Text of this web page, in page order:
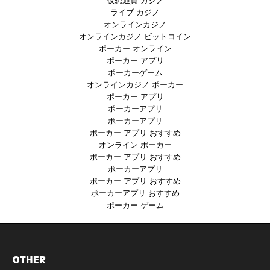
ライブ カジノ
オンラインカジノ
オンラインカジノ ビットコイン
ポーカー オンライン
ポーカー アプリ
ポーカーゲーム
オンラインカジノ ポーカー
ポーカー アプリ
ポーカーアプリ
ポーカーアプリ
ポーカー アプリ おすすめ
オンライン ポーカー
ポーカー アプリ おすすめ
ポーカーアプリ
ポーカー アプリ おすすめ
ポーカーアプリ おすすめ
ポーカー ゲーム
OTHER